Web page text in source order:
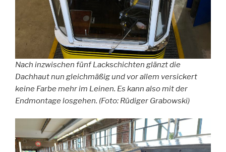
Nach inzwischen fünf Lackschichten glänzt die
Dachhaut nun gleichmäßig und vor allem versickert
keine Farbe mehr im Leinen. Es kann also mit der
Endmontage losgehen. (Foto: Rüdiger Grabowski)